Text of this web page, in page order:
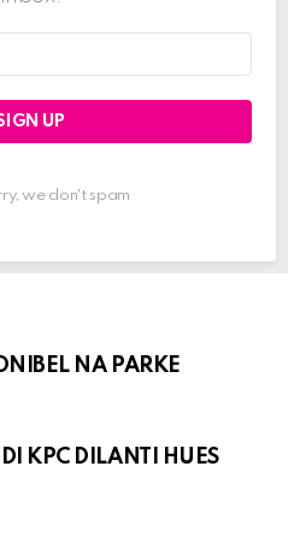
we don't spam
NA PARKE
KPC DILANTI HUES